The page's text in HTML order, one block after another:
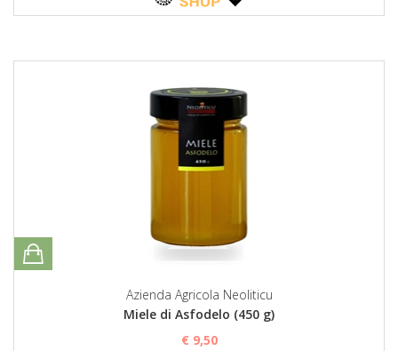
Azienda Agricola Neoliticu
Miele di Asfodelo (450 g)
€ 9,50